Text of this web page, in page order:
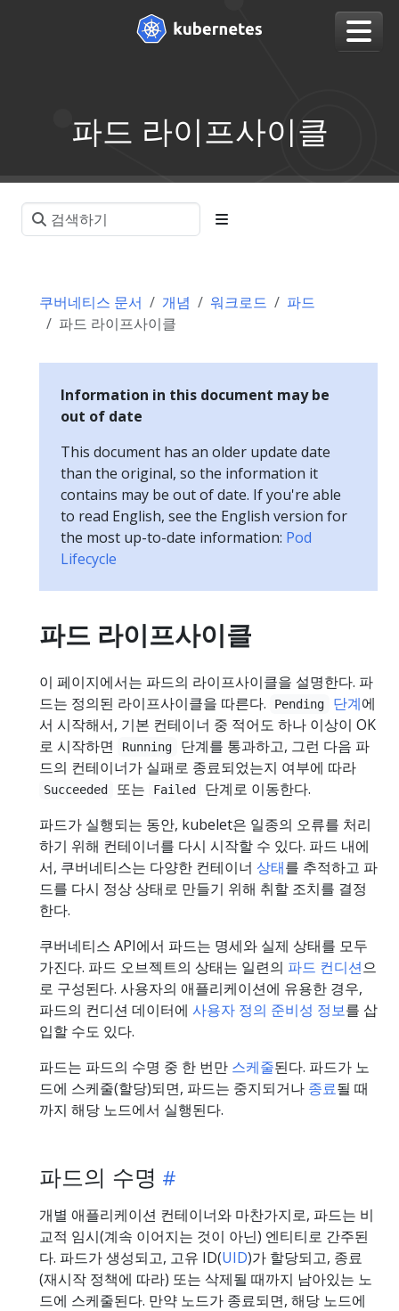
파드 라이프사이클
쿠버네티스 문서 개념 워크로드
파드
파드 라이프사이클
Information in this document may be
out of date
This document has an older update date
than the original, so the information it
contains may be out of date. If you're able
to read English, see the English version for
the most up-to-date information: Pod
Lifecycle
파드 라이프사이클
이 페이지에서는 파드의 라이프사이클을 설명한다. 파
드는 정의된 라이프사이클을 따른다.
Pending 단계에
서 시작해서, 기본 컨테이너 중 적어도 하나 이상이 OK
로 시작하면
Running
단계를 통과하고, 그런 다음 파
드의 컨테이너가 실패로 종료되었는지 여부에 따라
Succeeded 또는 Failed
단계로 이동한다.
파드가 실행되는 동안, kubelet은 일종의 오류를 처리
하기 위해 컨테이너를 다시 시작할 수 있다. 파드 내에
서, 쿠버네티스는 다양한 컨테이너 상태를 추적하고 파
드를 다시 정상 상태로 만들기 위해 취할 조치를 결정
한다.
쿠버네티스 API에서 파드는 명세와 실제 상태를 모두
가진다. 파드 오브젝트의 상태는 일련의 파드 컨디션으
로 구성된다. 사용자의 애플리케이션에 유용한 경우,
파드의 컨디션 데이터에 사용자 정의 준비성 정보를 삽
입할 수도 있다.
파드는 파드의 수명 중 한 번만 스케줄된다. 파드가 노
드에 스케줄(할당)되면, 파드는 중지되거나 종료될 때
까지 해당 노드에서 실행된다.
파드의 수명
개별 애플리케이션 컨테이너와 마찬가지로, 파드는 비
교적 임시(계속 이어지는 것이 아닌) 엔티티로 간주된
다. 파드가 생성되고, 고유 ID(UID)가 할당되고, 종료
(재시작 정책에 따라) 또는 삭제될 때까지 남아있는 노
드에 스케줄된다. 만약 노드가 종료되면, 해당 노드에